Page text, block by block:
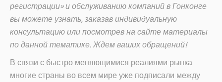
регистрации» и обслуживанию компаний в Гонконге
вы можете узнать, заказав индивидуальную
консультацию или посмотрев на сайте материалы
по данной тематике. Ждем ваших обращений!
В связи с быстро меняющимися реалиями рынка
многие страны во всем мире уже подписали между